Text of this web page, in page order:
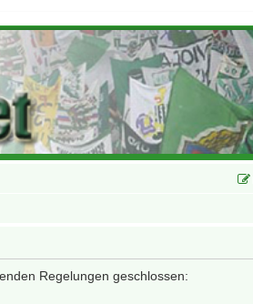
Regelungen geschlossen: